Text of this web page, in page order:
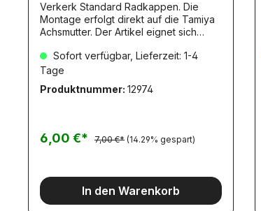
Verkerk Standard Radkappen. Die
Montage erfolgt direkt auf die Tamiya
Achsmutter. Der Artikel eignet sich
Geliefert werden 2 Stück.
Sofort verfügbar, Lieferzeit: 1-4
Tage
Produktnummer: 12974
6,00 €* 7,00 €* (14.29% gespart)
In den Warenkorb